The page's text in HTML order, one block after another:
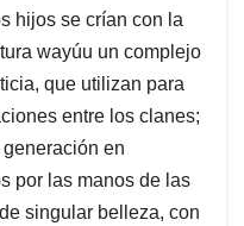
hijos se crían con la
wayúu un complejo
que utilizan para
entre los clanes;
en
por las manos de las
singular belleza, con